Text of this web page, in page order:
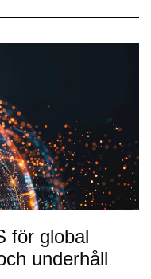
för global
underhåll